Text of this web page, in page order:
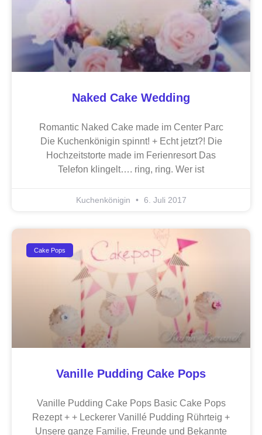
Naked Cake Wedding
Romantic Naked Cake made im Center Parc
Die Kuchenkönigin spinnt! + Echt jetzt?! Die
Hochzeitstorte made im Ferienresort Das
Telefon klingelt…. ring, ring. Wer ist
Kuchenkönigin 6. Juli 2017
Cake Pops
Vanille Pudding Cake Pops
Vanille Pudding Cake Pops Basic Cake Pops
Rezept + + Leckerer Vanillé Pudding Rührteig +
Unsere ganze Familie, Freunde und Bekannte